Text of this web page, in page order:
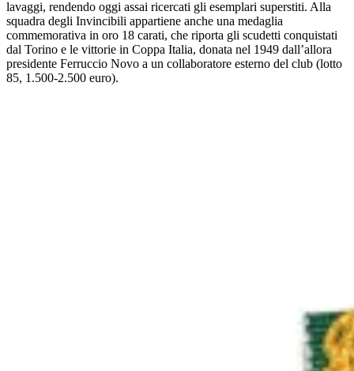
lavaggi, rendendo oggi assai ricercati gli esemplari superstiti. Alla
squadra degli Invincibili appartiene anche una medaglia
commemorativa in oro 18 carati, che riporta gli scudetti conquistati
dal Torino e le vittorie in Coppa Italia, donata nel 1949 dall’allora
presidente Ferruccio Novo a un collaboratore esterno del club (lotto
85, 1.500-2.500 euro).